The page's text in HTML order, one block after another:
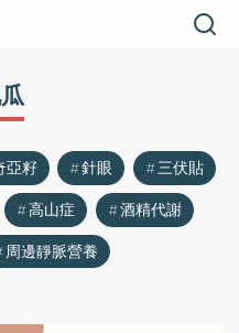
亞籽 針眼
三伏貼
高山症
酒精代謝
周邊靜脈營養